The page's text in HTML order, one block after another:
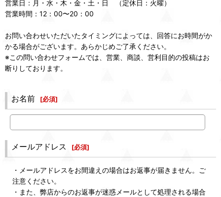
営業日：月・水・木・金・土・日 （定休日：火曜）
営業時間：12：00〜20：00
お問い合わせいただいたタイミングによっては、回答にお時間がか
かる場合がございます。あらかじめご了承ください。
※この問い合わせフォームでは、営業、商談、営利目的の投稿はお
断りしております。
お名前 [必須]
メールアドレス [必須]
・メールアドレスをお間違えの場合はお返事が届きません。ご
注意ください。
・また、弊店からのお返事が迷惑メールとして処理される場合